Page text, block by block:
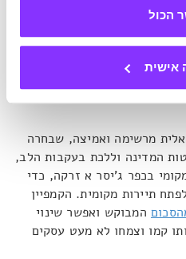
הכול
אישית
הציבור להשתתף – חלקם לא
של ממש על המציאות, כאלו
מרשימה ואמיצה, שבחרה
המדינה וללכת בעקבות הלב,
בכפר ג'יסר א זרקה, כדי
תיירות מקומית. הקמפיין
המבוקש ואפשר שינוי
קמו וצמחו לא מעט עסקים